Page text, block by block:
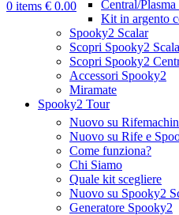
0 items € 0.00
Central/
Kit in argento
Spooky2 Scalar
Scopri Spooky2
Scopri Spooky2
Accessori Spooky2
Miramate
Spooky2 Tour
Nuovo su
Nuovo su Rife e
Come funziona?
Chi Siamo
Quale kit scegliere
Nuovo su Spooky2
Generatore Spooky2